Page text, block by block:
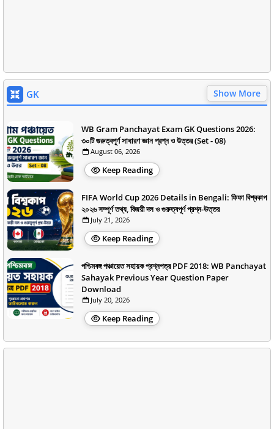
GK Show More
WB Gram Panchayat Exam GK Questions 2026:
৩০টি গুরুত্বপূর্ণ সাধারণ জ্ঞান প্রশ্ন ও উত্তর (Set - 08)
August 06, 2026
Keep Reading
FIFA World Cup 2026 Details in Bengali: ফিফা বিশ্বকাপ
২০২৬ সম্পূর্ণ তথ্য, বিজয়ী দল ও গুরুত্বপূর্ণ প্রশ্ন-উত্তর
July 21, 2026
Keep Reading
পশ্চিমবঙ্গ পঞ্চায়েত সহায়ক প্রশ্নপত্র PDF 2018: WB Panchayat
Sahayak Previous Year Question Paper
Download
July 20, 2026
Keep Reading